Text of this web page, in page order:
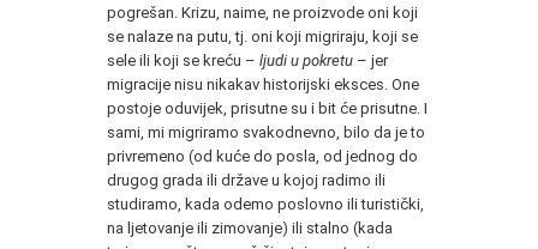
pogrešan. Krizu, naime, ne proizvode oni koji
se nalaze na putu, tj. oni koji migriraju, koji se
sele ili koji se kreću – ljudi u pokretu – jer
migracije nisu nikakav historijski eksces. One
postoje oduvijek, prisutne su i bit će prisutne. I
sami, mi migriramo svakodnevno, bilo da je to
privremeno (od kuće do posla, od jednog do
drugog grada ili države u kojoj radimo ili
studiramo, kada odemo poslovno ili turistički,
na ljetovanje ili zimovanje) ili stalno (kada